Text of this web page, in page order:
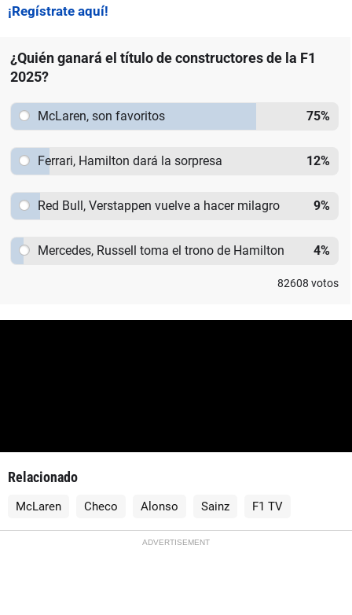
¡Regístrate aquí!
¿Quién ganará el título de constructores de la F1
2025?
McLaren, son favoritos 75%
Ferrari, Hamilton dará la sorpresa 12%
Red Bull, Verstappen vuelve a hacer milagro 9%
Mercedes, Russell toma el trono de Hamilton 4%
82608 votos
Relacionado
McLaren Checo Alonso Sainz F1 TV
ADVERTISEMENT